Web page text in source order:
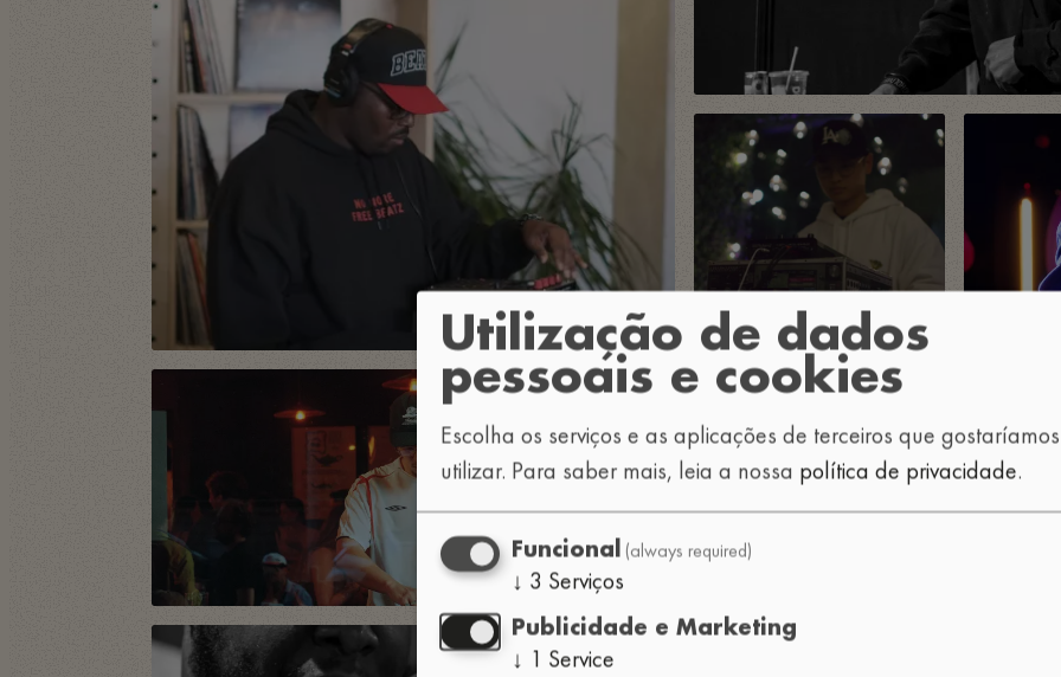
Utilização de dados
pessoais e cookies
Escolha os serviços e as aplicações de terceiros que
utilizar. Para saber mais, leia a nossa política de privacidade.
Funcional (always required)
↓ 3 Serviços
Publicidade e Marketing
↓ 1 Service